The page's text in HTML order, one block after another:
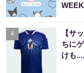
WEEK
4
【サ
ちに
けも...